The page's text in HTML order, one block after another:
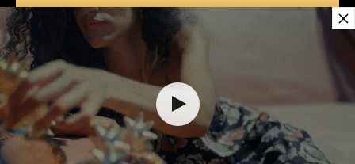
FR
ÉLU MEILLEUR SITE DE COMMERCE
en ligne 2025 par le magazine Capital
×